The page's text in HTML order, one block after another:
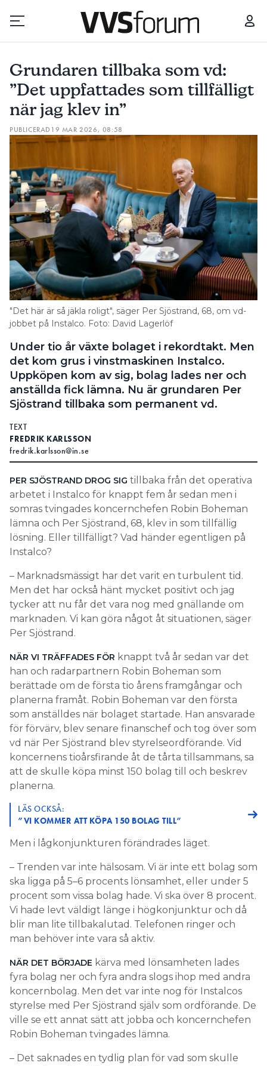
Prenumerera
Hantera prenumeration
Lediga jobb
Annonsera
Läs E-tidningen
Om tidningen
Kontakt
Information om GDPR
Search for:
Grundaren tillbaka som vd:
”Det uppfattades som tillfälligt
när jag klev in”
PUBLICERAD 19 MAR 2026, 08:58
"Det här är så jäkla roligt", säger Per Sjöstrand, 68, om vd-
jobbet på Instalco. Foto: David Lagerlöf
Under tio år växte bolaget i rekordtakt. Men
det kom grus i vinstmaskinen Instalco.
Uppköpen kom av sig, bolag lades ner och
anställda fick lämna. Nu är grundaren Per
Sjöstrand tillbaka som permanent vd.
TEXT
FREDRIK KARLSSON
fredrik.karlsson@in.se
PER SJÖSTRAND DROG SIG tillbaka från det operativa
arbetet i Instalco för knappt fem år sedan men i
somras tvingades koncernchefen Robin Boheman
lämna och Per Sjöstrand, 68, klev in som tillfällig
lösning. Eller tillfälligt? Vad händer egentligen på
Instalco?
– Marknadsmässigt har det varit en turbulent tid.
Men det har också hänt mycket positivt och jag
tycker att nu får det vara nog med gnällande om
marknaden. Vi kan göra något åt situationen, säger
Per Sjöstrand.
NÄR VI TRÄFFADES FÖR knappt två år sedan var det
han och radarpartnern Robin Boheman som
berättade om de första tio årens framgångar och
planerna framåt. Robin Boheman var den första
som anställdes när bolaget startade. Han ansvarade
för förvärv, blev senare finanschef och tog över som
vd när Per Sjöstrand blev styrelseordförande. Vid
koncernens tioårsfirande åt de tårta tillsammans, sa
att de skulle köpa minst 150 bolag till och beskrev
planerna.
LÄS OCKSÅ:
”VI KOMMER ATT KÖPA 150 BOLAG TILL”
Men i lågkonjunkturen förändrades läget.
– Trenden var inte hälsosam. Vi är inte ett bolag som
ska ligga på 5–6 procents lönsamhet, eller under 5
procent som vissa bolag hade. Vi ska över 8 procent.
Vi hade levt väldigt länge i högkonjunktur och då
blir man lite tillbakalutad. Telefonen ringer och
man behöver inte vara så aktiv.
NÄR DET BÖRJADE kärva med lönsamheten lades
fyra bolag ner och fyra andra slogs ihop med andra
koncernbolag. Men det var inte nog för Instalcos
styrelse med Per Sjöstrand själv som ordförande. De
ville se ett annat sätt att jobba och koncernchefen
Robin Boheman tvingades lämna.
– Det saknades en tydlig plan för vad som skulle